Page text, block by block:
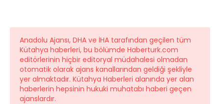
Anadolu Ajansı, DHA ve İHA tarafından geçilen tüm
Kütahya haberleri, bu bölümde Haberturk.com
editörlerinin hiçbir editoryal müdahalesi olmadan
otomatik olarak ajans kanallarından geldiği şekliyle
yer almaktadır. Kütahya Haberleri alanında yer alan
haberlerin hepsinin hukuki muhatabı haberi geçen
ajanslardır.